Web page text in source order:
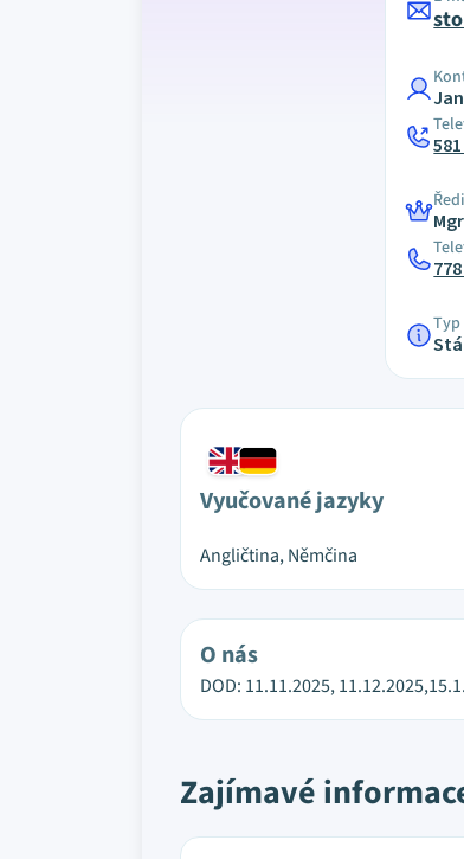
Vyučované jazyky
Angličtina, Němčina
O nás
DOD: 11.11.2025,
Zajímavé